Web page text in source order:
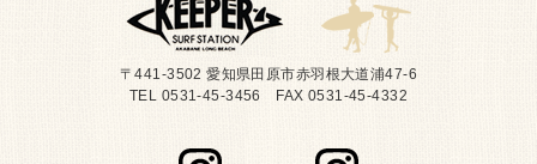
〒441-3502 愛知県田原市赤羽根大道浦47-6
TEL 0531-45-3456 FAX 0531-45-4332